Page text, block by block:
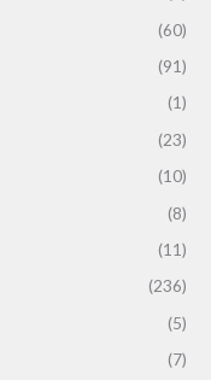
(60)
(91)
(1)
(23)
(10)
(8)
(11)
(236)
(5)
(7)